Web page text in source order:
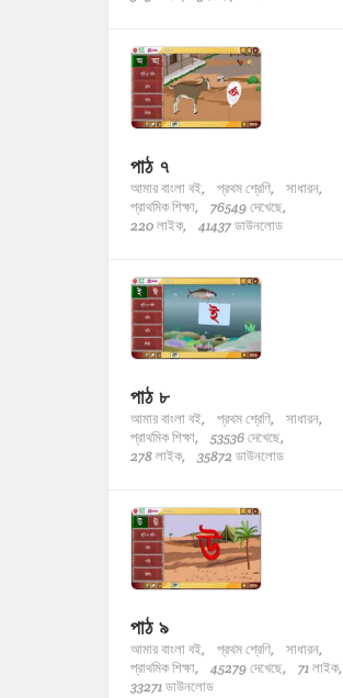
পাঠ ৭
আমার বাংলা বই, প্রথম শ্রেণি,
সাধারন,
প্রাথমিক শিক্ষা,
76549 দেখেছে,
220 লাইক,
41437 ডাউনলোড
পাঠ ৮
আমার বাংলা বই, প্রথম শ্রেণি,
সাধারন,
প্রাথমিক শিক্ষা,
53536 দেখেছে,
278 লাইক,
35872 ডাউনলোড
পাঠ ৯
আমার বাংলা বই, প্রথম শ্রেণি,
সাধারন,
প্রাথমিক শিক্ষা,
45279 দেখেছে,
71 লাইক,
33271 ডাউনলোড